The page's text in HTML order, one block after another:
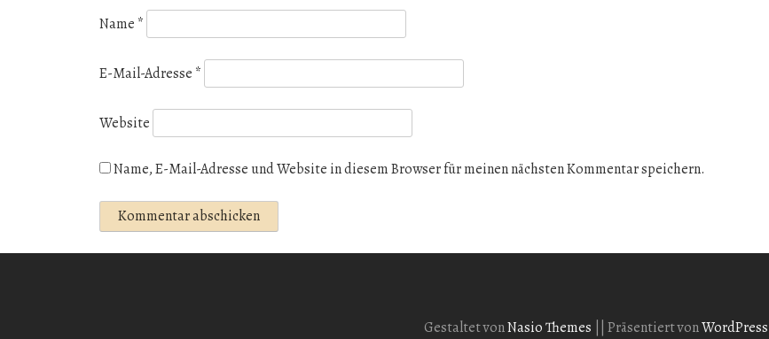
Name *
E-Mail-Adresse *
Website
Name, E-Mail-Adresse und Website in diesem Browser für meinen nächsten Kommentar speichern.
Gestaltet vonNasio Themes Präsentiert vonWordPress